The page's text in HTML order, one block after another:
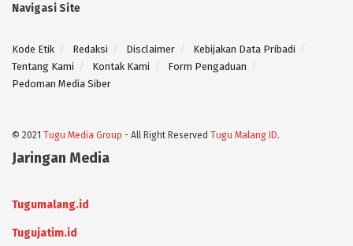
Navigasi Site
Kode Etik Redaksi Disclaimer
Kebijakan Data Pribadi
Tentang Kami
Kontak Kami
Form Pengaduan
Pedoman Media Siber
© 2021 Tugu Media Group - All Right Reserved Tugu Malang ID.
Jaringan Media
Tugumalang.id
Tugujatim.id